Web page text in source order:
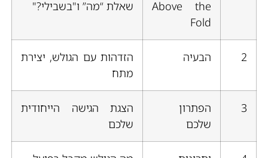
Above the
Fold
שאלת “מה” ו"בשבילי?"
2 הבעיה
הזדהות עם הגולש, יצירת
מתח
3
הפתרון
שלכם
הצגת הגישה הייחודית
שלכם